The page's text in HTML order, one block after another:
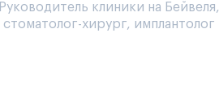
Руководитель клиники на Бейвеля,
стоматолог-хирург, имплантолог